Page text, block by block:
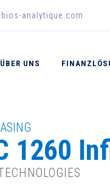
analytique.com
ÜBER UNS
1260